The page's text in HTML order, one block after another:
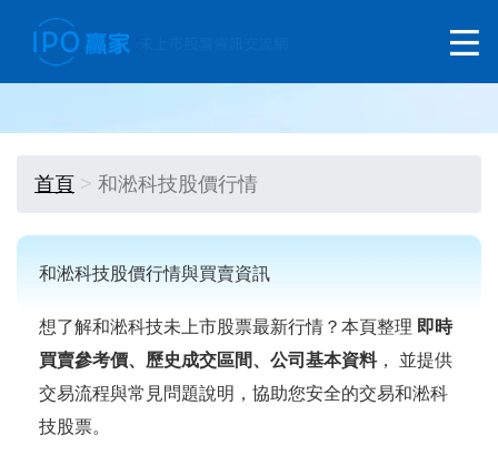
首頁 和淞科技股價行情
和淞科技股價行情與買賣資訊
想了解和淞科技未上市股票最新行情？本頁整理 即時
買賣參考價、歷史成交區間、公司基本資料， 並提供
交易流程與常見問題說明，協助您安全的交易和淞科
技股票。